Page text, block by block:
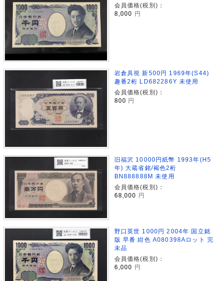
会員価格(税別)：
8,000 円
岩倉具視 新500円 1969年(S44)
趣番2桁 LD682286Y 未使用
会員価格(税別)：
800 円
旧福沢 10000円紙幣 1993年(H5
年) 大蔵省銘/褐色2桁
BN888888M 未使用
会員価格(税別)：
68,000
円
野口英世 1000円 2004年 国立銘
版 早番 紺色 A080398Aロット 完
未品
会員価格(税別)：
6,000 円